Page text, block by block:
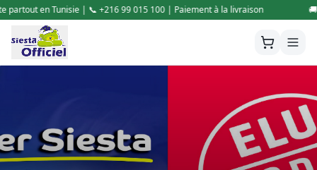
| Paiement à la livraison 🚚 Livraison gratuite partout en Tunisie |